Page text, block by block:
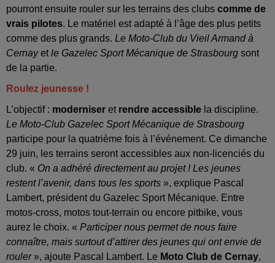
pourront ensuite rouler sur les terrains des clubs comme de
vrais pilotes. Le matériel est adapté à l’âge des plus petits
comme des plus grands. Le Moto-Club du Vieil Armand à
Cernayetle Gazelec Sport Mécanique de Strasbourg sont
de la partie.
Roulez jeunesse !
L’objectif : moderniser et rendre accessible la discipline.
Le Moto-Club Gazelec Sport Mécanique de Strasbourg
participe pour la quatrième fois à l’événement. Ce dimanche
29 juin, les terrains seront accessibles aux non-licenciés du
club. « On a adhéré directement au projet ! Les jeunes
restent l’avenir, dans tous les sports », explique Pascal
Lambert, président du Gazelec Sport Mécanique. Entre
motos-cross, motos tout-terrain ou encore pitbike, vous
aurez le choix. « Participer nous permet de nous faire
connaître, mais surtout d’attirer des jeunes qui ont envie de
rouler», ajoute Pascal Lambert. Le Moto Club de Cernay,